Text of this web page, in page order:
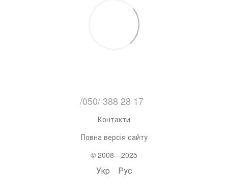
/050/ 388 28 17
Контакти
Повна версія сайту
© 2008—2025
Укр Рус